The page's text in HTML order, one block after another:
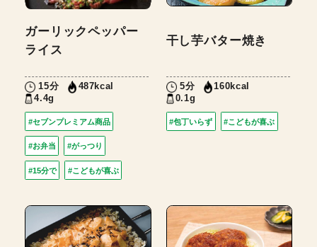
ガーリックペッパー
ライス
15分
487kcal
4.4g
#セブンプレミアム商品
#お弁当 #がっつり
#15分で #こどもが喜ぶ
干し芋バター焼き
5分
160kcal
0.1g
#包丁いらず #こどもが喜ぶ